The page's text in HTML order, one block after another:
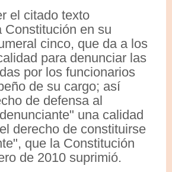
el citado texto
Constitución en su
cinco, que da a los
para denunciar las
por los funcionarios
de su cargo; así
de defensa al
una calidad
derecho de constituirse
que la Constitución
de 2010 suprimió.